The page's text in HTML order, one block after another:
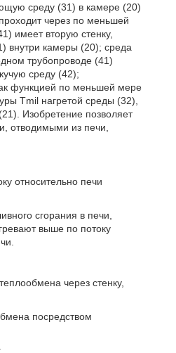
среду (31) в камере (20)
через по меньшей
имеет вторую стенку,
внутри камеры (20); среда
трубопроводе (41)
среду (42);
функцией по меньшей мере
Tmil нагретой среды (32),
Изобретение позволяет
отводимыми из печи,
относительно печи
сгорания в печи,
выше по потоку
через стенку,
посредством